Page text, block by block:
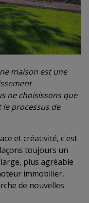
maison est une
ne choisissons que
processus de
et créativité, c'est
toujours un
plus agréable
immobilier,
de nouvelles